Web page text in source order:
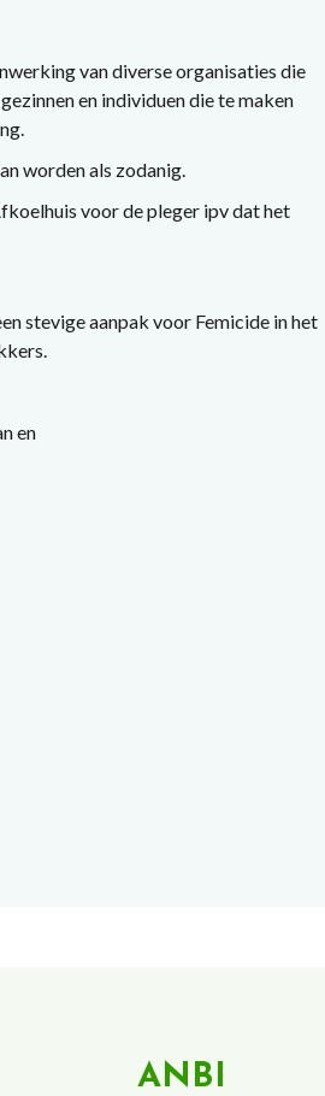
van diverse organisaties die
en individuen die te maken
worden als zodanig.
voor de pleger ipv dat het
stevige aanpak voor Femicide in het
en
ANBI